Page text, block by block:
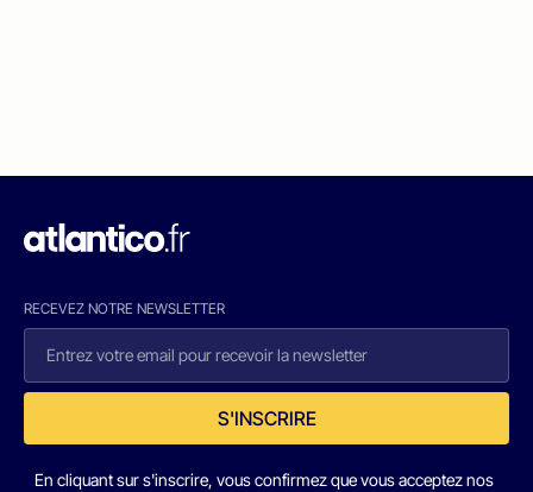
RECEVEZ NOTRE NEWSLETTER
S'INSCRIRE
En cliquant sur s'inscrire, vous confirmez que vous acceptez nos